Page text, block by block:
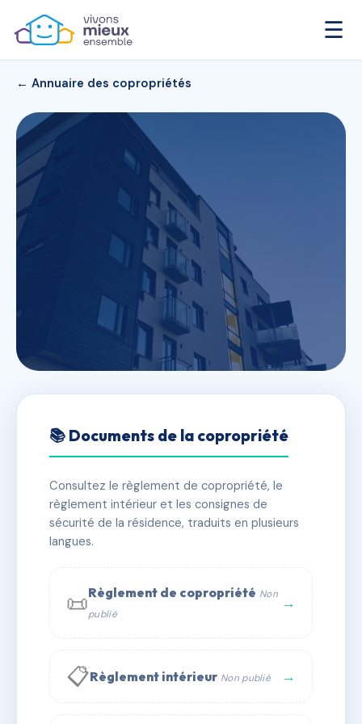
☰
← Annuaire des copropriétés
Syndic Les Océanides
✓ Immatriculée 🏠 9 lots 🏗 1 bâtiment(s)
📞 Contacter Syndic Digital
📚 Documents de la copropriété
Consultez le règlement de copropriété, le
règlement intérieur et les consignes de
sécurité de la résidence, traduits en plusieurs
langues.
📜Règlement de copropriété Non
publié
→
📋Règlement intérieur Non publié →